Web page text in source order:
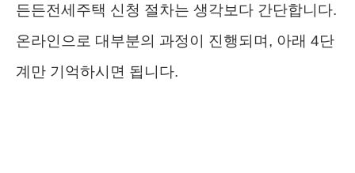
든든전세주택 신청 절차는 생각보다 간단합니다.
온라인으로 대부분의 과정이 진행되며, 아래 4단
계만 기억하시면 됩니다.